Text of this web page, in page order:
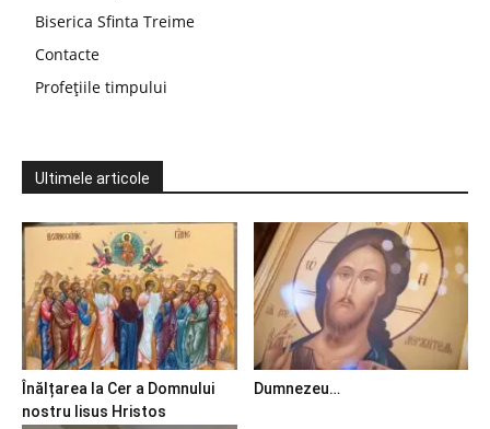
Biserica Sfinta Treime
Contacte
Profețiile timpului
Ultimele articole
Înălțarea la Cer a Domnului
nostru Iisus Hristos
Dumnezeu…